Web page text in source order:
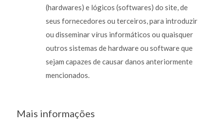
(hardwares) e lógicos (softwares) do site, de
seus fornecedores ou terceiros, para introduzir
ou disseminar vírus informáticos ou quaisquer
outros sistemas de hardware ou software que
sejam capazes de causar danos anteriormente
mencionados.
Mais informações